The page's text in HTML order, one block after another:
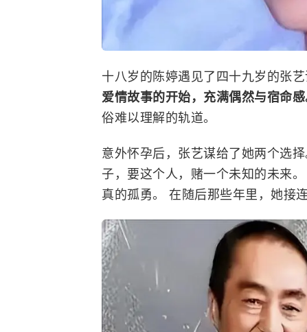
十八岁的陈婷遇见了四十九岁的张
爱情故事的开始，充满偶然与宿命感
俗难以理解的轨道。
意外怀孕后，张艺谋给了她两个选
子，要这个人，赌一个未知的未来
真的孤勇。 在随后那些年里，她接